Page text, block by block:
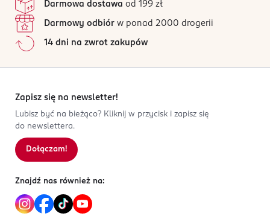
Darmowa dostawa od 199 zł
Darmowy odbiór w ponad 2000 drogerii
14 dni na zwrot zakupów
Zapisz się na newsletter!
Lubisz być na bieżąco? Kliknij w przycisk i zapisz się
do newslettera.
Dołączam!
Znajdź nas również na: